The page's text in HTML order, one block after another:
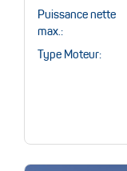
Puissance nette
max.:
Type Moteur: